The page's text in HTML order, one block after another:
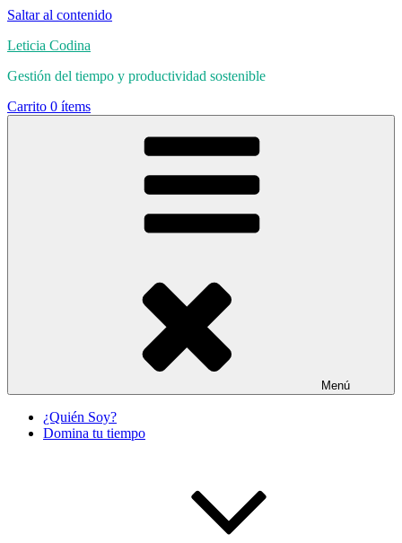
Saltar al contenido
Leticia Codina
Gestión del tiempo y productividad sostenible
Carrito 0 ítems
Menú
¿Quién Soy?
Domina tu tiempo